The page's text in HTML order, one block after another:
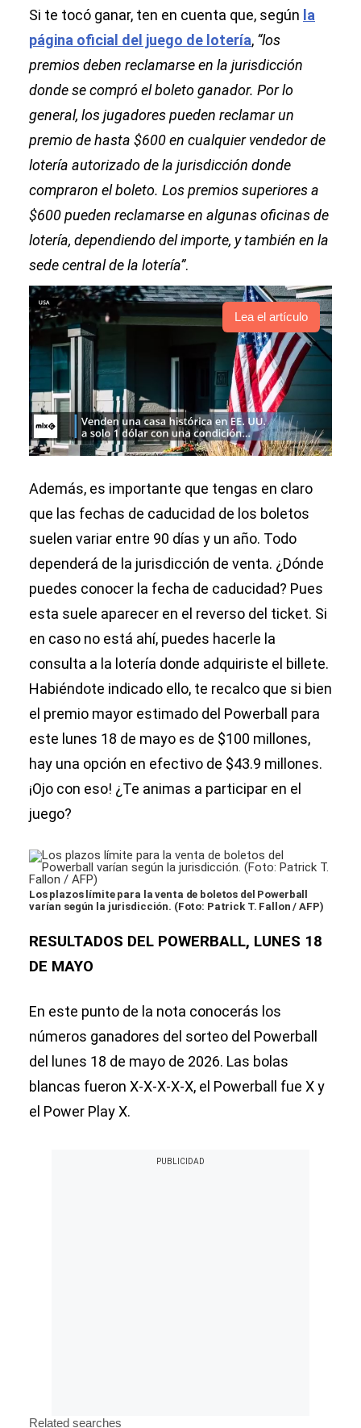
Si te tocó ganar, ten en cuenta que, según la
página oficial del juego de lotería, “los
premios deben reclamarse en la jurisdicción
donde se compró el boleto ganador. Por lo
general, los jugadores pueden reclamar un
premio de hasta $600 en cualquier vendedor de
lotería autorizado de la jurisdicción donde
compraron el boleto. Los premios superiores a
$600 pueden reclamarse en algunas oficinas de
lotería, dependiendo del importe, y también en la
sede central de la lotería”.
Lea el artículo
Además, es importante que tengas en claro
que las fechas de caducidad de los boletos
suelen variar entre 90 días y un año. Todo
dependerá de la jurisdicción de venta. ¿Dónde
puedes conocer la fecha de caducidad? Pues
esta suele aparecer en el reverso del ticket. Si
en caso no está ahí, puedes hacerle la
consulta a la lotería donde adquiriste el billete.
Habiéndote indicado ello, te recalco que si bien
el premio mayor estimado del Powerball para
este lunes 18 de mayo es de $100 millones,
hay una opción en efectivo de $43.9 millones.
¡Ojo con eso! ¿Te animas a participar en el
juego?
Los plazos límite para la venta de boletos del Powerball
varían según la jurisdicción. (Foto: Patrick T. Fallon / AFP)
RESULTADOS DEL POWERBALL, LUNES 18
DE MAYO
En este punto de la nota conocerás los
números ganadores del sorteo del Powerball
del lunes 18 de mayo de 2026. Las bolas
blancas fueron X-X-X-X-X, el Powerball fue X y
el Power Play X.